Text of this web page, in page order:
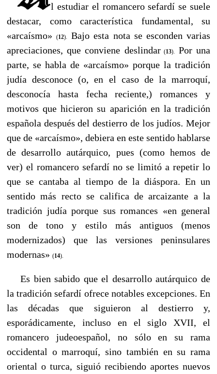
l estudiar el romancero sefardí se suele
destacar, como característica fundamental, su
«arcaísmo»(12).
Bajo esta nota se esconden varias
apreciaciones, que conviene deslindar(13).
Por una
parte, se habla de «arcaísmo» porque la tradición
judía desconoce (o, en el caso de la marroquí,
desconocía hasta fecha reciente,) romances y
motivos que hicieron su aparición en la tradición
española después del destierro de los judíos. Mejor
que de «arcaísmo», debiera en este sentido hablarse
de desarrollo autárquico, pues (como hemos de
ver) el romancero sefardí no se limitó a repetir lo
que se cantaba al tiempo de la diáspora. En un
sentido más recto se califica de arcaizante a la
tradición judía porque sus romances «en general
son de tono y estilo más antiguos (menos
modernizados) que las versiones peninsulares
modernas» (14).
Es bien sabido que el desarrollo autárquico de
la tradición sefardí ofrece notables excepciones. En
las décadas que siguieron al destierro y,
esporádicamente, incluso en el siglo XVII, el
romancero judeoespañol, no sólo en su rama
occidental o marroquí, sino también en su rama
oriental o turca, siguió recibiendo aportes nuevos